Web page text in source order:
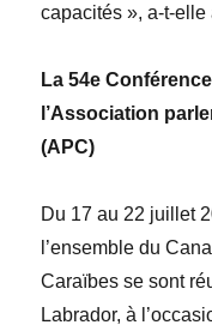
capacités », a-t-elle
La 54e
’Association
(APC)
Du 17 au 22 juillet
l’ensemble du
Caraïbes se sont
Labrador, à